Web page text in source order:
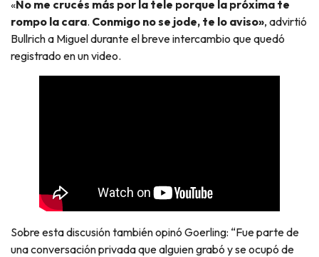
«No me crucés más por la tele porque la próxima te
rompo la cara. Conmigo no se jode, te lo aviso», advirtió
Bullrich a Miguel durante el breve intercambio que quedó
registrado en un video.
Sobre esta discusión también opinó Goerling: “Fue parte de
una conversación privada que alguien grabó y se ocupó de